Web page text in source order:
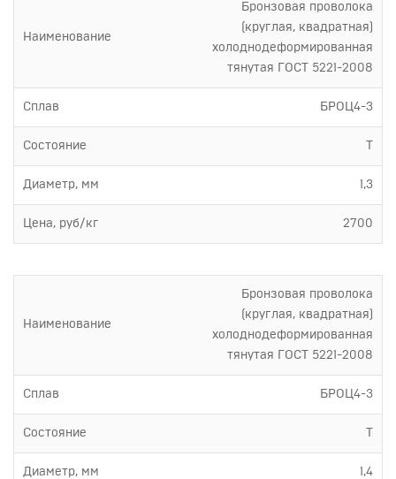
Наименование
Бронзовая проволока
(круглая, квадратная)
холоднодеформированная
тянутая ГОСТ 5221-2008
Сплав БРОЦ4-3
Состояние
Диаметр, мм 1,3
Цена, руб/кг 2700
Наименование
Бронзовая проволока
(круглая, квадратная)
холоднодеформированная
тянутая ГОСТ 5221-2008
Сплав БРОЦ4-3
Состояние
Диаметр, мм 1,4